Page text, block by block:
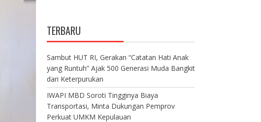
TERBARU
Sambut HUT RI, Gerakan “Catatan Hati Anak
yang Runtuh” Ajak 500 Generasi Muda Bangkit
dari Keterpurukan
IWAPI MBD Soroti Tingginya Biaya
Transportasi, Minta Dukungan Pemprov
Perkuat UMKM Kepulauan